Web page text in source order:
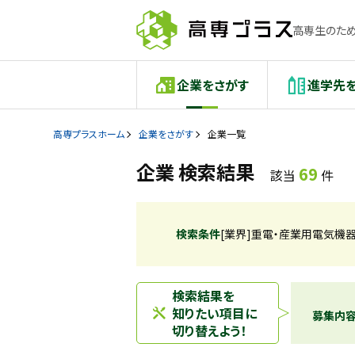
高専生のた
企業をさがす 進学先
高専プラスホーム 企業をさがす 企業一覧
企業 検索結果 該当 69 件
検索条件[業界]重電・産業用電気機
検索結果を
知りたい項目に
切り替えよう！
募集内